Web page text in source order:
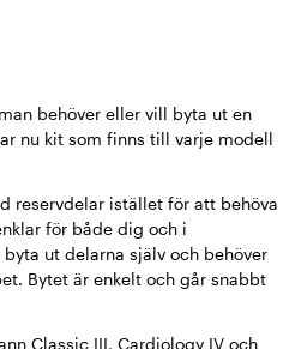
behöver eller vill byta ut en
nu kit som finns till varje modell
reservdelar istället för att behöva
för både dig och i
byta ut delarna själv och behöver
Bytet är enkelt och går snabbt
Classic III, Cardiology IV och